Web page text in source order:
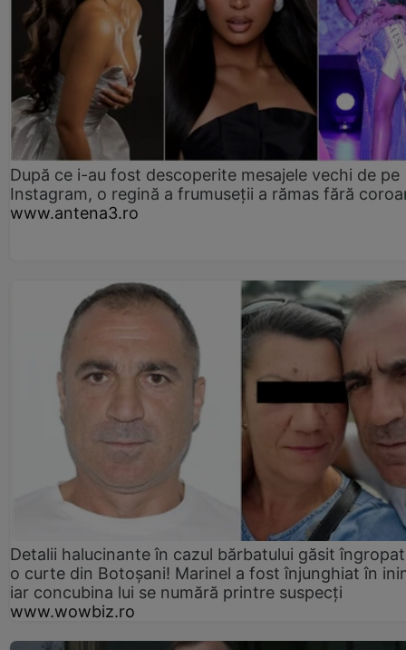
După ce i-au fost descoperite mesajele vechi de pe
Instagram, o regină a frumuseții a rămas fără
www.antena3.ro
Detalii halucinante în cazul bărbatului găsit
o curte din Botoșani! Marinel a fost înjunghiat în
iar concubina lui se numără printre suspecți
www.wowbiz.ro